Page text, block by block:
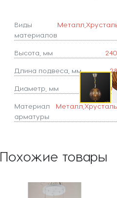
Виды
материалов
Высота, мм 240
Длина подвеса, мм 28
Диаметр, мм 200
Материал
арматуры
Металл,Хрусталь
Похожие товары